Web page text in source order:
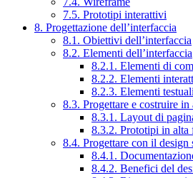
7.5. Prototipi interattivi
8. Progettazione dell’interfaccia
8.1. Obiettivi dell’interfaccia
8.2. Elementi dell’interfaccia
8.2.1. Elementi di
8.2.2. Elementi
8.2.3. Elementi
8.3. Progettare e costruire in
8.3.1. Layout di
8.3.2. Prototipi in alta
8.4. Progettare con il design
8.4.1.
8.4.2. Benefici del